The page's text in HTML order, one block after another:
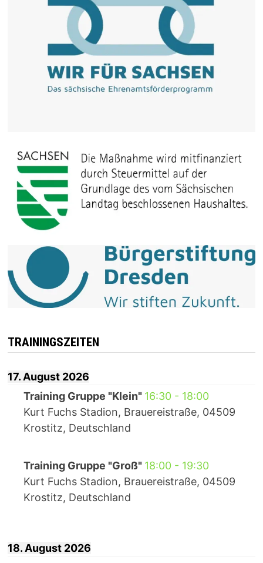
TRAININGSZEITEN
17. August 2026
Training Gruppe "Klein" 16:30- 18:00
Kurt Fuchs Stadion, Brauereistraße, 04509
Krostitz, Deutschland
Training Gruppe "Groß" 18:00- 19:30
Kurt Fuchs Stadion, Brauereistraße, 04509
Krostitz, Deutschland
18. August 2026